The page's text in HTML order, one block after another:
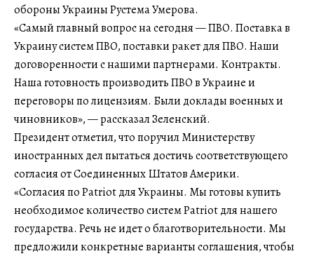
обороны Украины Рустема Умерова.
«Самый главный вопрос на сегодня — ПВО. Поставка в
Украину систем ПВО, поставки ракет для ПВО. Наши
договоренности с нашими партнерами. Контракты.
Наша готовность производить ПВО в Украине и
переговоры по лицензиям. Были доклады военных и
чиновников», — рассказал Зеленский.
Президент отметил, что поручил Министерству
иностранных дел пытаться достичь соответствующего
согласия от Соединенных Штатов Америки.
«Согласия по Patriot для Украины. Мы готовы купить
необходимое количество систем Patriot для нашего
государства. Речь не идет о благотворительности. Мы
предложили конкретные варианты соглашения, чтобы